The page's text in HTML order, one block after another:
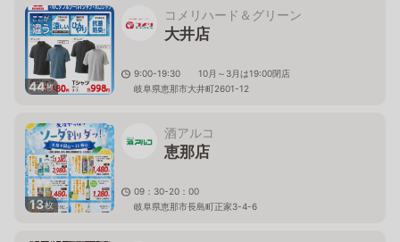
44枚
コメリハード＆グリーン
大井店
9:00-19:30 10月～3月は19:00閉店
岐阜県恵那市大井町2601-12
13枚
酒アルコ
恵那店
09：30-20：00
岐阜県恵那市長島町正家3-4-6